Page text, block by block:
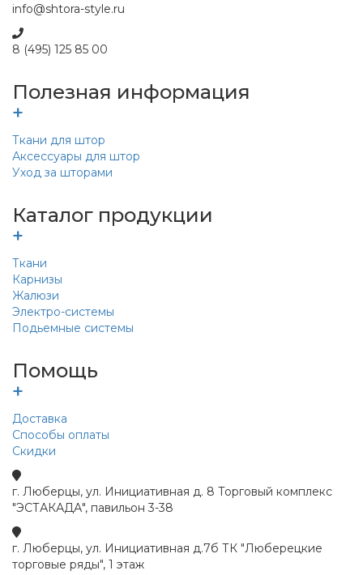
info@shtora-style.ru
8 (495) 125 85 00
Полезная информация
+
Ткани для штор
Аксессуары для штор
Уход за шторами
Каталог продукции
+
Ткани
Карнизы
Жалюзи
Электро-системы
Подьемные системы
Помощь
+
Доставка
Способы оплаты
Скидки
г. Люберцы, ул. Инициативная д. 8 Торговый комплекс
"ЭСТАКАДА", павильон 3-38
г. Люберцы, ул. Инициативная д.7б ТК "Люберецкие
торговые ряды", 1 этаж